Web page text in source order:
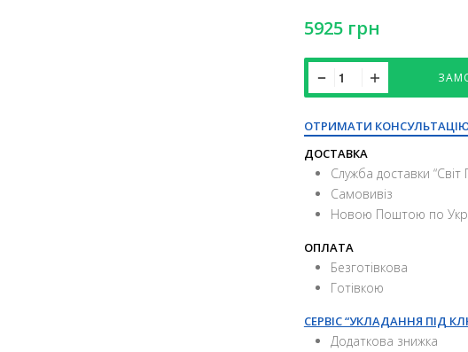
5925грн
ОТРИМАТИ
ДОСТАВКА
Служба доставки “Свiт
Самовивіз
Новою Поштою по
ОПЛАТА
Безготівкова
Готівкою
СЕРВІС “УКЛАДАННЯ ПІД
Додаткова знижка